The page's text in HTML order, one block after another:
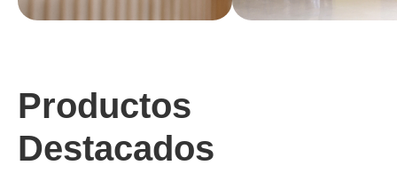
Productos
Destacados